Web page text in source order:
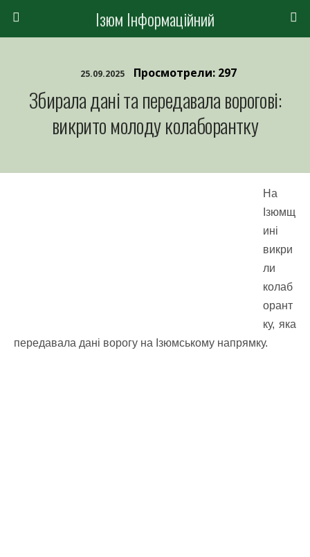
Ізюм Інформаційний
25.09.2025 Просмотрели: 297
Збирала дані та передавала ворогові:
викрито молоду колаборантку
На
Ізюмщ
ині
викри
ли
колаб
орант
ку, яка
передавала дані ворогу на Ізюмському напрямку.